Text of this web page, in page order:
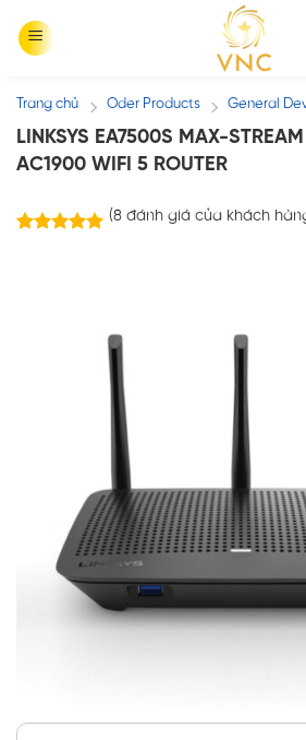
Trang chủ / Oder Products / General
LINKSYS EA7500S MAX-
AC1900 WIFI 5 ROUTER
(8đánh giá của khách